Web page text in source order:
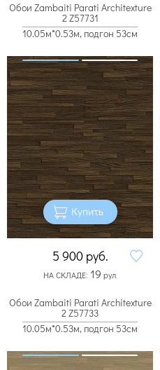
Обои Zambaiti Parati Architexture
2 Z57731
10.05м*0.53м, подгон 53см
Купить
5 900 руб.
НА СКЛАДЕ: 19 рул.
Обои Zambaiti Parati Architexture
2 Z57733
10.05м*0.53м, подгон 53см